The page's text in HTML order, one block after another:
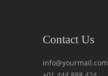
Contact Us
info@yourmail.com